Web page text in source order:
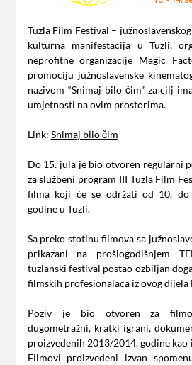
Tuzla Film Festival –
kulturna manifestacija u Tuzli,
neprofitne organizacije Magic
promociju južnoslavenske
nazivom “Snimaj bilo čim” za cilj
umjetnosti na ovim prostorima.
Link: Snimaj bilo čim
Do 15. jula je bio otvoren regularni
za službeni program III Tuzla Film
filma koji će se održati od 10. do
godine u Tuzli.
Sa preko stotinu filmova sa
prikazani na prošlogodišnjem
tuzlanski festival postao ozbiljan
filmskih profesionalaca iz ovog dijela
Poziv je bio otvoren za
dugometražni, kratki igrani,
proizvedenih 2013/2014. godine kao
Filmovi proizvedeni izvan